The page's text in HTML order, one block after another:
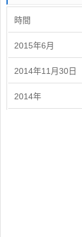
時間
2015年6月
2014年11月30日
2014年